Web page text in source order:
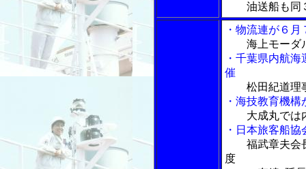
油送船も同３
・物流連が６
海上モーダ
・千葉県内航
催
松田紀道理
・海技教育機
大成丸では
・日本旅客船
福武章夫会
度